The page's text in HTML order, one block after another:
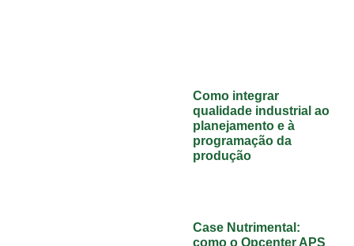
Como integrar
qualidade industrial ao
planejamento e à
programação da
produção
Case Nutrimental:
como o Opcenter APS